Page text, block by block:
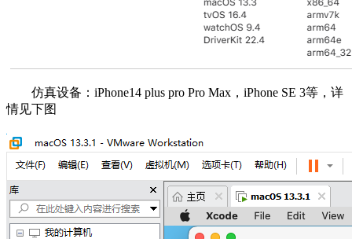
仿真设备：iPhone14 plus pro Pro Max，iPhone SE 3等，详
情见下图